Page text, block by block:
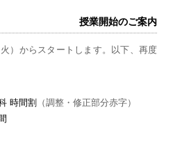
授業開始のご案内
）からスタートします。以下、再度
時間割 （調整・修正部分赤字）